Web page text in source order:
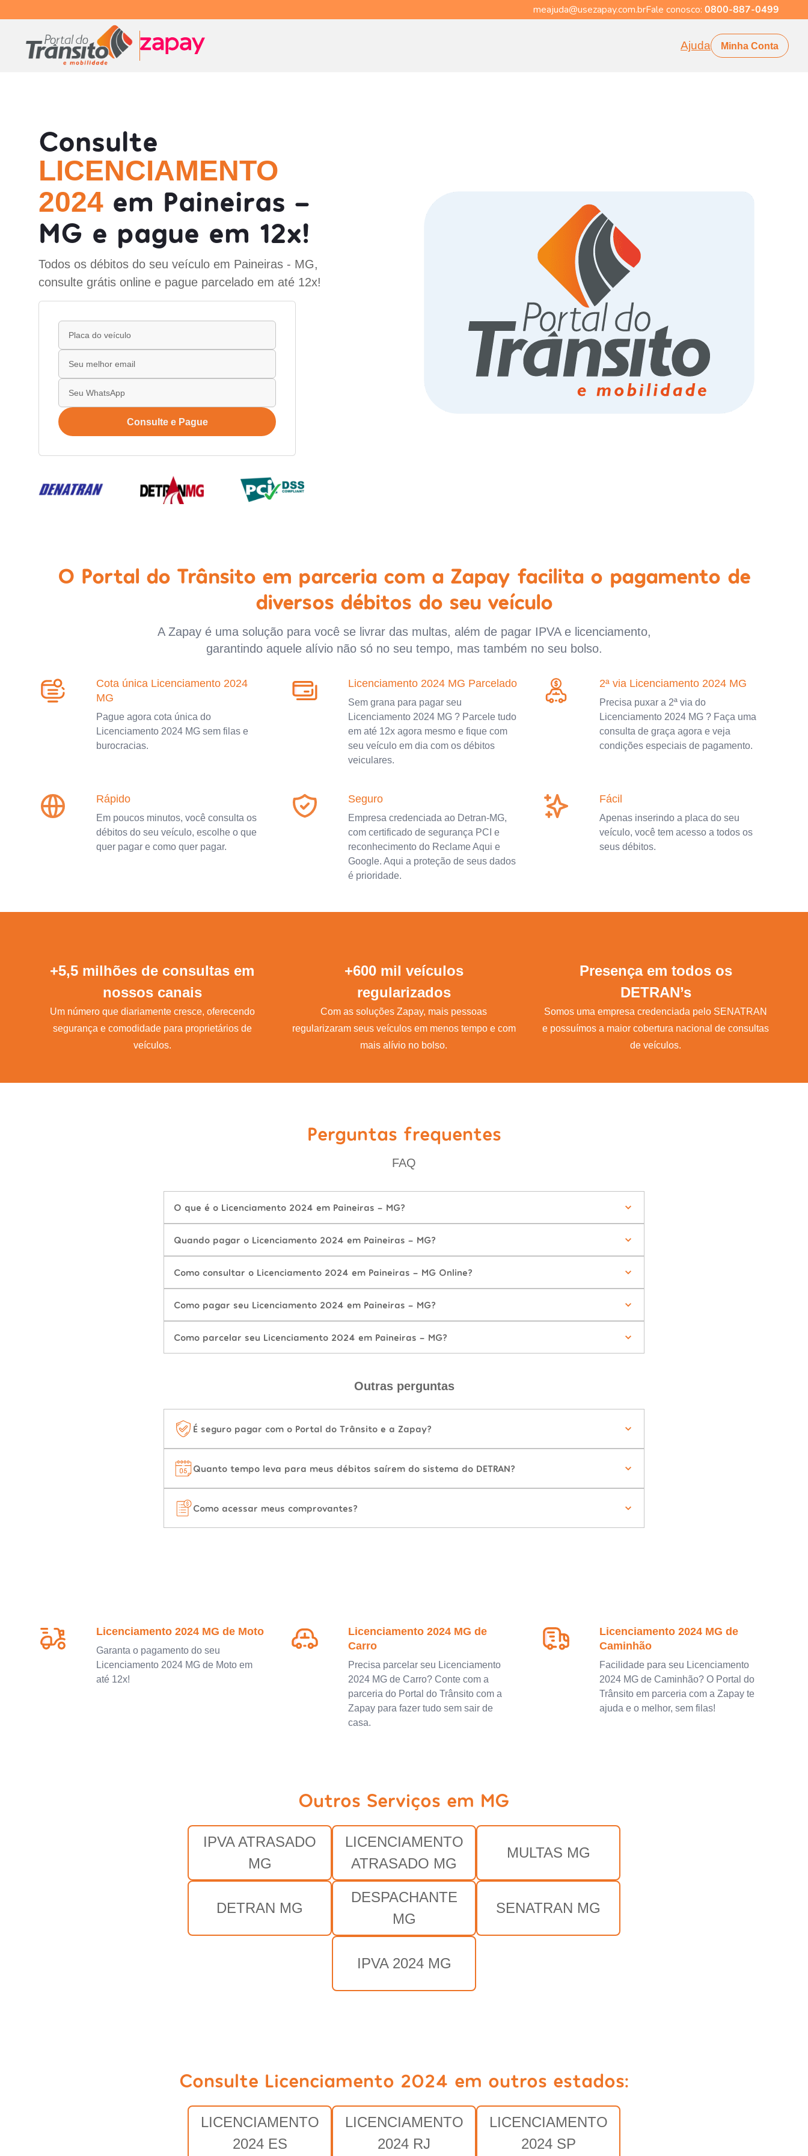
meajuda@usezapay.com.brFale conosco: 0800-887-0499
Ajuda Minha Conta
Consulte
LICENCIAMENTO
2024 em Paineiras -
MG e pague em 12x!
Todos os débitos do seu veículo em Paineiras - MG,
consulte grátis online e pague parcelado em até 12x!
Consulte e Pague
O Portal do Trânsito em parceria com a Zapay facilita o pagamento de
diversos débitos do seu veículo
A Zapay é uma solução para você se livrar das multas, além de pagar IPVA e licenciamento,
garantindo aquele alívio não só no seu tempo, mas também no seu bolso.
Cota única Licenciamento 2024
MG
Pague agora cota única do
Licenciamento 2024 MG sem filas e
burocracias.
Licenciamento 2024 MG Parcelado
Sem grana para pagar seu
Licenciamento 2024 MG ? Parcele tudo
em até 12x agora mesmo e fique com
seu veículo em dia com os débitos
veiculares.
2ª via Licenciamento 2024 MG
Precisa puxar a 2ª via do
Licenciamento 2024 MG ? Faça uma
consulta de graça agora e veja
condições especiais de pagamento.
Rápido
Em poucos minutos, você consulta os
débitos do seu veículo, escolhe o que
quer pagar e como quer pagar.
Seguro
Empresa credenciada ao Detran-MG,
com certificado de segurança PCI e
reconhecimento do Reclame Aqui e
Google. Aqui a proteção de seus dados
é prioridade.
Fácil
Apenas inserindo a placa do seu
veículo, você tem acesso a todos os
seus débitos.
+5,5 milhões de consultas em
nossos canais
Um número que diariamente cresce, oferecendo
segurança e comodidade para proprietários de
veículos.
+600 mil veículos
regularizados
Com as soluções Zapay, mais pessoas
regularizaram seus veículos em menos tempo e com
mais alívio no bolso.
Presença em todos os
DETRAN’s
Somos uma empresa credenciada pelo SENATRAN
e possuímos a maior cobertura nacional de consultas
de veículos.
Perguntas frequentes
FAQ
O que é o Licenciamento 2024 em Paineiras - MG?
Quando pagar o Licenciamento 2024 em Paineiras - MG?
Como consultar o Licenciamento 2024 em Paineiras - MG Online?
Como pagar seu Licenciamento 2024 em Paineiras - MG?
Como parcelar seu Licenciamento 2024 em Paineiras - MG?
Outras perguntas
É seguro pagar com o Portal do Trânsito e a Zapay?
Quanto tempo leva para meus débitos saírem do sistema do DETRAN?
Como acessar meus comprovantes?
Licenciamento 2024 MG de Moto
Garanta o pagamento do seu
Licenciamento 2024 MG de Moto em
até 12x!
Licenciamento 2024 MG de
Carro
Precisa parcelar seu Licenciamento
2024 MG de Carro? Conte com a
parceria do Portal do Trânsito com a
Zapay para fazer tudo sem sair de
casa.
Licenciamento 2024 MG de
Caminhão
Facilidade para seu Licenciamento
2024 MG de Caminhão? O Portal do
Trânsito em parceria com a Zapay te
ajuda e o melhor, sem filas!
Outros Serviços em MG
IPVA ATRASADO
MG
LICENCIAMENTO
ATRASADO MG
MULTAS MG
DETRAN MG
DESPACHANTE
MG
SENATRAN MG
IPVA 2024 MG
Consulte Licenciamento 2024 em outros estados:
LICENCIAMENTO
2024 ES
LICENCIAMENTO
2024 RJ
LICENCIAMENTO
2024 SP